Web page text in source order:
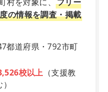
の情報を調査・掲載
都道府県・792市町
校以上 （支援教